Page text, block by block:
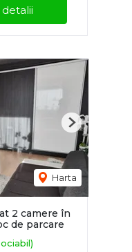
Harta
Next
2 camere în
de parcare